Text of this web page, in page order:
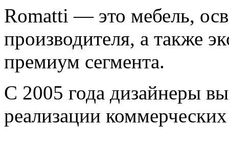
Romatti — это мебель,
производителя, а также
премиум сегмента.
С 2005 года дизайнеры
реализации